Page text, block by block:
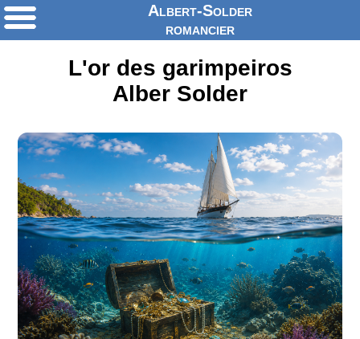
Albert-Solder
romancier
L'or des garimpeiros
Alber Solder